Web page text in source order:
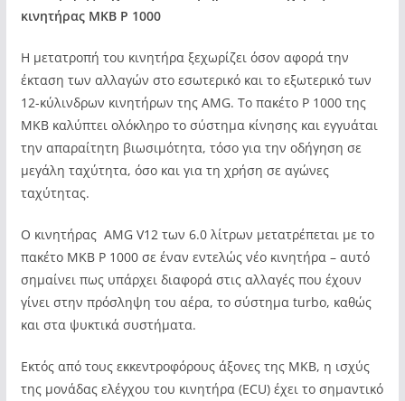
κινητήρας MKB P 1000
Η μετατροπή του κινητήρα ξεχωρίζει όσον αφορά την
έκταση των αλλαγών στο εσωτερικό και το εξωτερικό των
12-κύλινδρων κινητήρων της AMG. Το πακέτο P 1000 της
MKB καλύπτει ολόκληρο το σύστημα κίνησης και εγγυάται
την απαραίτητη βιωσιμότητα, τόσο για την οδήγηση σε
μεγάλη ταχύτητα, όσο και για τη χρήση σε αγώνες
ταχύτητας.
Ο κινητήρας AMG V12 των 6.0 λίτρων μετατρέπεται με το
πακέτο MKB P 1000 σε έναν εντελώς νέο κινητήρα – αυτό
σημαίνει πως υπάρχει διαφορά στις αλλαγές που έχουν
γίνει στην πρόσληψη του αέρα, το σύστημα turbo, καθώς
και στα ψυκτικά συστήματα.
Εκτός από τους εκκεντροφόρους άξονες της MKB, η ισχύς
της μονάδας ελέγχου του κινητήρα (ECU) έχει το σημαντικό